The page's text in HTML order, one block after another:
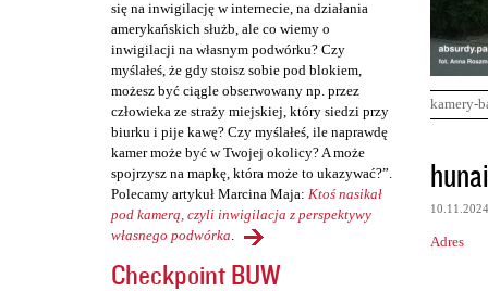
się na inwigilację w internecie, na działania
amerykańskich służb, ale co wiemy o
inwigilacji na własnym podwórku? Czy
myślałeś, że gdy stoisz sobie pod blokiem,
możesz być ciągle obserwowany np. przez
człowieka ze straży miejskiej, który siedzi przy
biurku i pije kawę? Czy myślałeś, ile naprawdę
kamer może być w Twojej okolicy? A może
spojrzysz na mapkę, która może to ukazywać?”.
Polecamy artykuł Marcina Maja: Ktoś nasikał
pod kamerą, czyli inwigilacja z perspektywy
własnego podwórka.
Checkpoint BUW
kamery-
K
o
m
e
10.11.2024
Adres